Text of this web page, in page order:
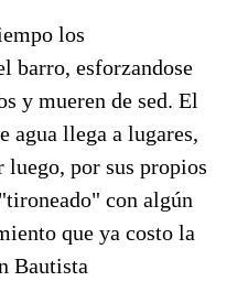
los
barro, esforzandose
y mueren de sed. El
agua llega a lugares,
luego, por sus propios
con algún
que ya costo la
Bautista